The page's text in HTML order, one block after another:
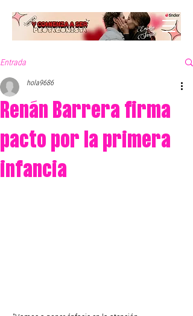
Entrada
Renán Barrera firma
pacto por la primera
infancia
hola9686